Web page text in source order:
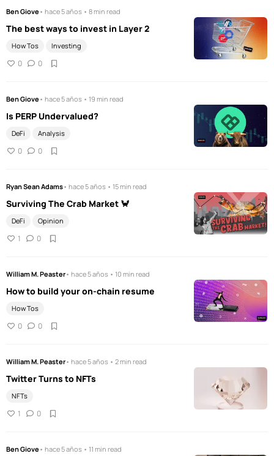
Ben Giove• hace 5 años • 8 min read
The best ways to invest in Layer 2
How Tos Investing
0 0
Ben Giove• hace 5 años • 19 min read
Is PERP Undervalued?
DeFi Analysis
0 0
Ryan Sean Adams• hace 5 años • 15 min read
Surviving The Crab Market 🦀
DeFi Opinion
1 0
William M. Peaster• hace 5 años • 10 min read
How to build your on-chain resume
How Tos
0 0
William M. Peaster• hace 5 años • 2 min read
Twitter Turns to NFTs
NFTs
1 0
Ben Giove• hace 5 años • 11 min read